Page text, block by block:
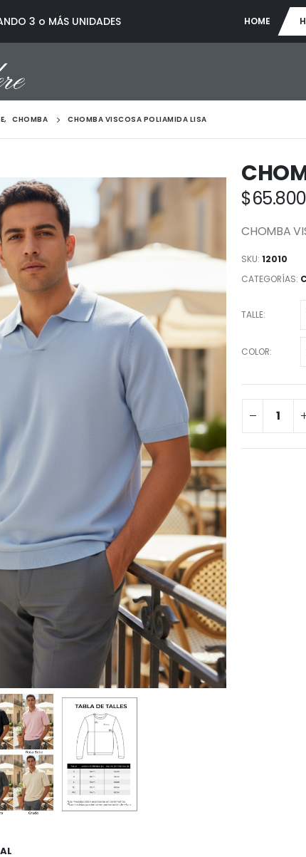
3 o MÁS UNIDADES HOME
, CHOMBA CHOMBA VISCOSA POLIAMIDA LISA
$65.800
CHOMBA
SKU: 12010
CATEGORÍAS:
TALLE
COLOR